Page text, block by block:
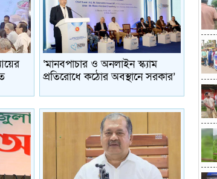
‘মানবপাচার ও অনলাইন স্ক্যাম
প্রতিরোধে কঠোর অবস্থানে সরকার’